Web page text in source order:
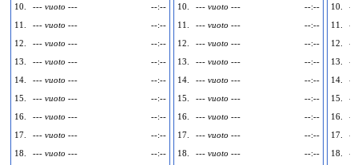
10.
--- vuoto ---
--:--
11.
--- vuoto ---
--:--
12.
--- vuoto ---
--:--
13.
--- vuoto ---
--:--
14.
--- vuoto ---
--:--
15.
--- vuoto ---
--:--
16.
--- vuoto ---
--:--
17.
--- vuoto ---
--:--
18.
--- vuoto ---
--:--
10.
--- vuoto ---
--:--
11.
--- vuoto ---
--:--
12.
--- vuoto ---
--:--
13.
--- vuoto ---
--:--
14.
--- vuoto ---
--:--
15.
--- vuoto ---
--:--
16.
--- vuoto ---
--:--
17.
--- vuoto ---
--:--
18.
--- vuoto ---
--:--
10.
11.
12.
13.
14.
15.
16.
17.
18.